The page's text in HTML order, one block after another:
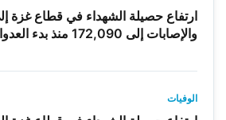
والإصابات إلى 172,090 منذ بدء العدوان
الوفيات